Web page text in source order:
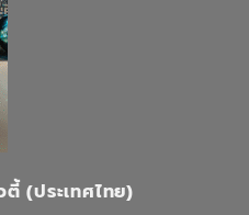
(ประเทศไทย)